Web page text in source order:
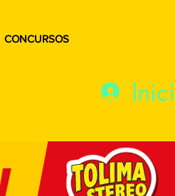
CONCURSOS